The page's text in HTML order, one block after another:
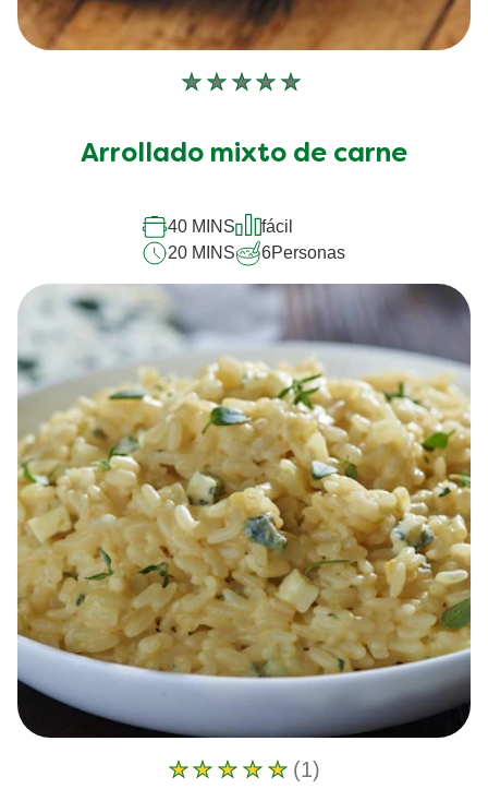
No
enviado
este
recipe
Arrollado mixto de carne
40 MINS
fácil
20 MINS
6Personas
La
(1)